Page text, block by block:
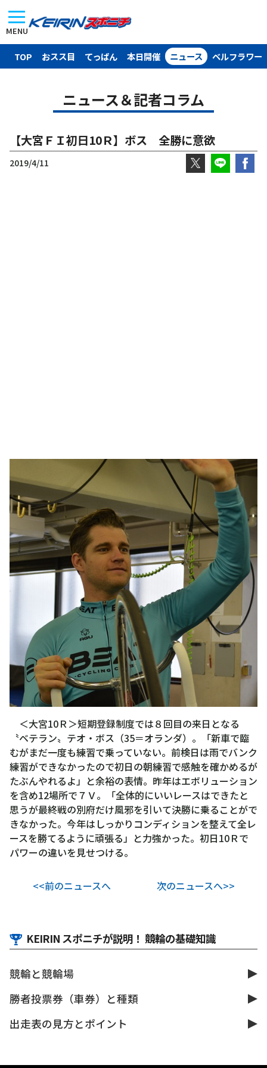
MENU
TOP おスス目 てっぱん 本日開催 ニュース ベルフラワー
ニュース＆記者コラム
【大宮ＦＩ初日10Ｒ】ボス 全勝に意欲
2019/4/11
＜大宮10Ｒ＞短期登録制度では８回目の来日となる
〝ベテラン〟テオ・ボス（35＝オランダ）。「新車で臨
むがまだ一度も練習で乗っていない。前検日は雨でバンク
練習ができなかったので初日の朝練習で感触を確かめるが
たぶんやれるよ」と余裕の表情。昨年はエボリューション
を含め12場所で７Ｖ。「全体的にいいレースはできたと
思うが最終戦の別府だけ風邪を引いて決勝に乗ることがで
きなかった。今年はしっかりコンディションを整えて全レ
ースを勝てるように頑張る」と力強かった。初日10Ｒで
パワーの違いを見せつける。
<<前のニュースへ 次のニュースへ>>
KEIRIN スポニチが説明！ 競輪の基礎知識
競輪と競輪場
勝者投票券（車券）と種類
出走表の見方とポイント